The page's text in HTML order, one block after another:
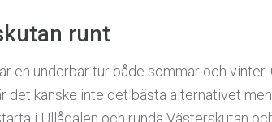
runt
en underbar tur både sommar och
det kanske inte det bästa alternativet
i Ullådalen och runda Västerskutan